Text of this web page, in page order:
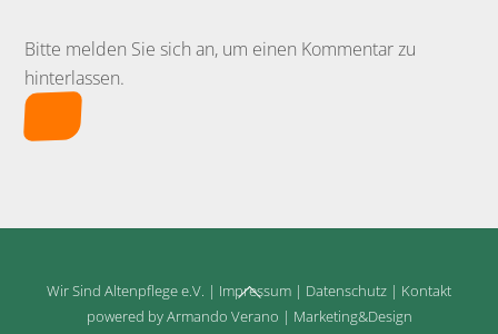
Bitte melden Sie sich an, um einen Kommentar zu
hinterlassen.
Back
To
Wir Sind Altenpflege e.V. | Impressum | Datenschutz | Kontakt
powered by Armando Verano | Marketing&Design